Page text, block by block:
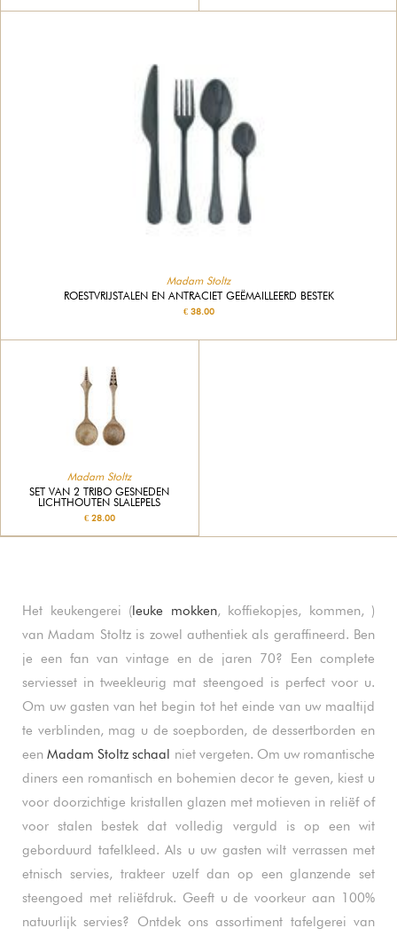
Madam Stoltz
ROESTVRIJSTALEN EN ANTRACIET GEËMAILLEERD BESTEK
€ 38.00
Madam Stoltz
SET VAN 2 TRIBO GESNEDEN
LICHTHOUTEN SLALEPELS
€ 28.00
Het keukengerei (leuke mokken, koffiekopjes, kommen, )
van Madam Stoltz is zowel authentiek als geraffineerd. Ben
je een fan van vintage en de jaren 70? Een complete
serviesset in tweekleurig mat steengoed is perfect voor u.
Om uw gasten van het begin tot het einde van uw maaltijd
te verblinden, mag u de soepborden, de dessertborden en
eenMadam Stoltz schaal niet vergeten. Om uw romantische
diners een romantisch en bohemien decor te geven, kiest u
voor doorzichtige kristallen glazen met motieven in reliëf of
voor stalen bestek dat volledig verguld is op een wit
geborduurd tafelkleed. Als u uw gasten wilt verrassen met
etnisch servies, trakteer uzelf dan op een glanzende set
steengoed met reliëfdruk. Geeft u de voorkeur aan 100%
natuurlijk servies? Ontdek ons assortiment tafelgerei van